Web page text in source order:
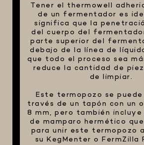
HARINAS ITALIANAS
HARINAS ARGENTINAS
CAFETERAS Y AFINES
CAFÉ
PARRILLA
Tener el thermowell
de un fermentador es
significa que la
del cuerpo del
parte superior del
debajo de la línea de
que todo el proceso sea
reduce la cantidad de
de limpiar.
Este termopozo se puede
través de un tapón con un
8 mm, pero también
de mamparo hermético
para unir este termopozo
su KegMenter o FermZilla